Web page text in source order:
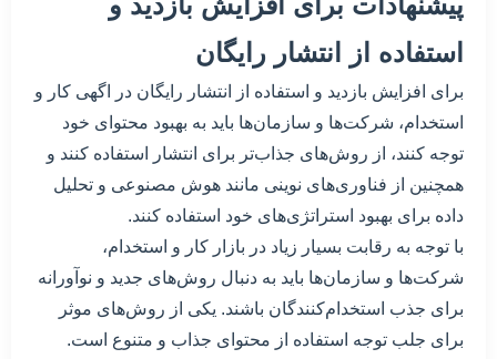
استفاده از انتشار رایگان
برای افزایش بازدید و استفاده از انتشار رایگان در اگهی کار و
استخدام، شرکت‌ها و سازمان‌ها باید به بهبود محتوای خود
توجه کنند، از روش‌های جذاب‌تر برای انتشار استفاده کنند و
همچنین از فناوری‌های نوینی مانند هوش مصنوعی و تحلیل
داده برای بهبود استراتژی‌های خود استفاده کنند.
با توجه به رقابت بسیار زیاد در بازار کار و استخدام،
شرکت‌ها و سازمان‌ها باید به دنبال روش‌های جدید و نوآورانه
برای جذب استخدام‌کنندگان باشند. یکی از روش‌های موثر
برای جلب توجه استفاده از محتوای جذاب و متنوع است.